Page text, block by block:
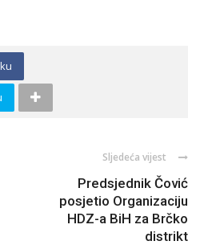
Sljedeća vijest
Predsjednik Čović
posjetio Organizaciju
HDZ-a BiH za Brčko
distrikt